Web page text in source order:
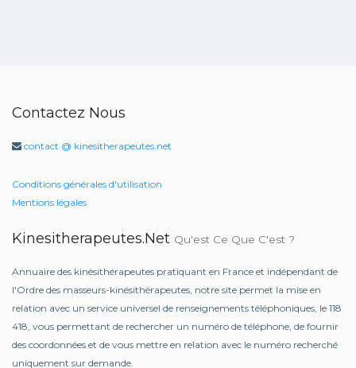
Contactez Nous
contact @ kinesitherapeutes.net
Conditions générales d'utilisation
Mentions légales
Kinesitherapeutes.net Qu'est Ce Que C'est ?
Annuaire des kinésithérapeutes pratiquant en France et indépendant de
l'Ordre des masseurs-kinésithérapeutes, notre site permet la mise en
relation avec un service universel de renseignements téléphoniques, le 118
418, vous permettant de rechercher un numéro de téléphone, de fournir
des coordonnées et de vous mettre en relation avec le numéro recherché
uniquement sur demande.